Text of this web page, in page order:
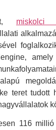
miskolci
teret tudott
116 millió